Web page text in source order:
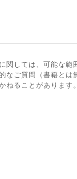
しては、可能な範
なご質問（書籍と
ねることがあります。